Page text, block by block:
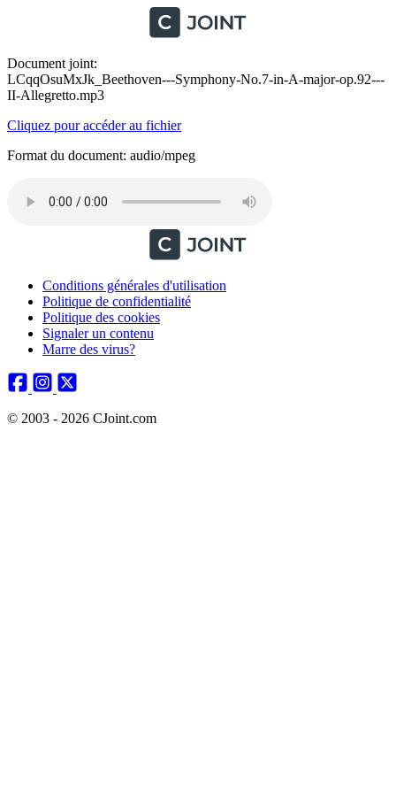
Document joint:
LCqqOsuMxJk_Beethoven---Symphony-No.7-in-A-major-op.92---
II-Allegretto.mp3
Cliquez pour accéder au fichier
Format du document: audio/mpeg
Conditions générales d'utilisation
Politique de confidentialité
Politique des cookies
Signaler un contenu
Marre des virus?
© 2003 - 2026 CJoint.com